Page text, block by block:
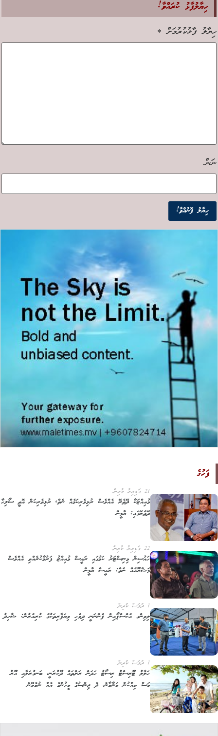
ހިޔާލުފާޅު ކުރައްވާ!
ފާޅުކުރުމަށް
ފަހުގެ
21 ގަޑިއިރު ކުރިން
މުއިއްޒަކާ ދޭތެރޭ އެއްވެސް ރުޅިވެރިކަމެއް ނެތް, ރުޅިވެރިކަން އޮތީ ސޯލިހާ
ދޭތެރޭގައި: ޔާމީން
22 ގަޑިއިރު ކުރިން
ހައުސިން މިނިސްޓަރު ކަމުގައި ރައީސް މުއިއްޒު ފަރުމާކުރެއްވި އެއްވެސް
މަޝްރޫއެއް ނެތް: ރައީސް ޔާމީން
ލިވިންގ އެކްސްޕޯއިން ފެންނަނީ ދިވެހި ވިޔަފާރިތަކުގެ ކުރިއެރުން: ޝާހިދު
ހަލާލު ޓޫރިސްޓު ރިސޯޓު ހަދަން ރަށްތައް ދޫކުރަނީ، ބަނގުރަލާއި އޫރު
މަސް ވިއްކުން މަނާވާނެ، ދެ ޖިންސުގެ މީހުންގެ އެއް ނުވެވޭނެ